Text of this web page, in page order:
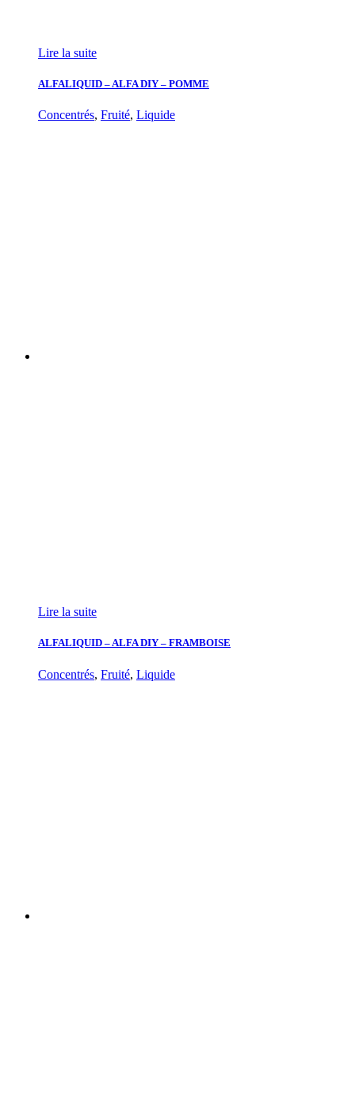
Lire la suite
ALFALIQUID – ALFA DIY – POMME
Concentrés, Fruité, Liquide
Lire la suite
ALFALIQUID – ALFA DIY – FRAMBOISE
Concentrés, Fruité, Liquide